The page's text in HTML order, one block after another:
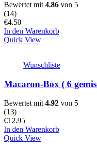
Bewertet mit4.86 von 5
(14)
€4.50
In den Warenkorb
Quick View
Wunschliste
Macaron-Box ( 6
Bewertet mit 4.92 von 5
(13)
€12.95
In den Warenkorb
Quick View